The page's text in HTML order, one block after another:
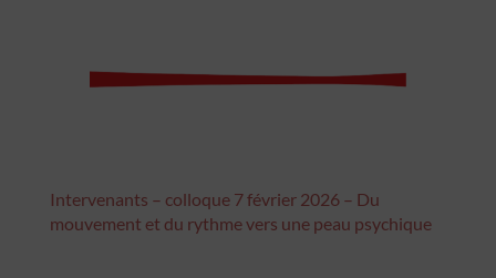
Intervenants – colloque 7 février 2026 – Du
mouvement et du rythme vers une peau psychique